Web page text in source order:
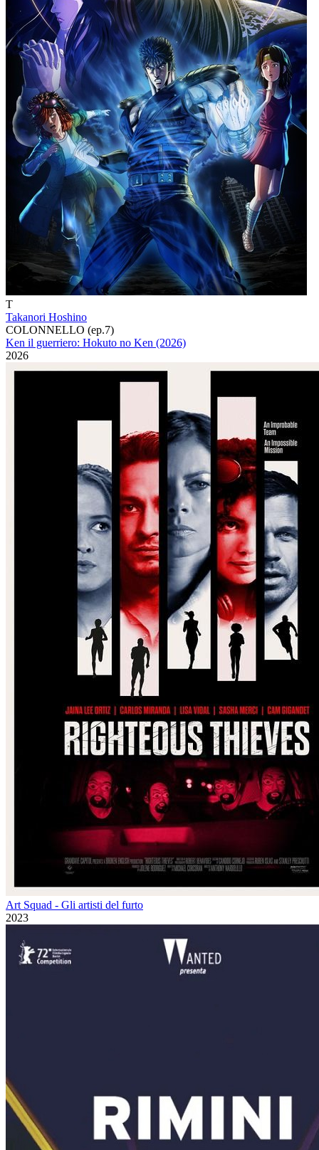
T
Takanori Hoshino
COLONNELLO (ep.7)
Ken il guerriero: Hokuto no Ken (2026)
2026
Art Squad - Gli artisti del furto
2023